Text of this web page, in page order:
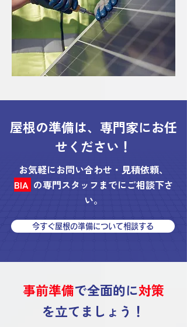
屋根の準備は、専門家にお任
せください！
お気軽にお問い合わせ・見積依頼、
BIA の専門スタッフまでにご相談下さ
い。
今すぐ屋根の準備について相談する
事前準備で全面的に対策
を立てましょう！